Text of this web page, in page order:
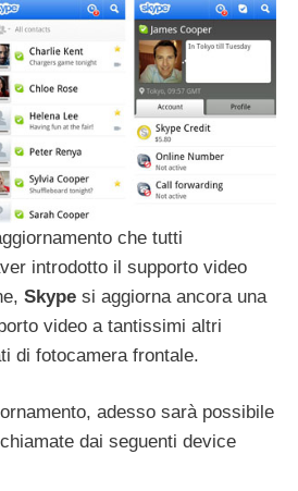
che tutti
introdotto il supporto video
Skype si aggiorna ancora una
video a tantissimi altri
di fotocamera frontale.
adesso sarà possibile
dai seguenti device